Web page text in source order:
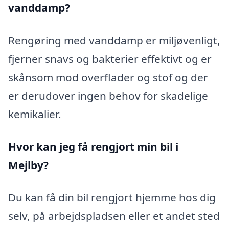
vanddamp?
Rengøring med vanddamp er miljøvenligt,
fjerner snavs og bakterier effektivt og er
skånsom mod overflader og stof og der
er derudover ingen behov for skadelige
kemikalier.
Hvor kan jeg få rengjort min bil i
Mejlby?
Du kan få din bil rengjort hjemme hos dig
selv, på arbejdspladsen eller et andet sted